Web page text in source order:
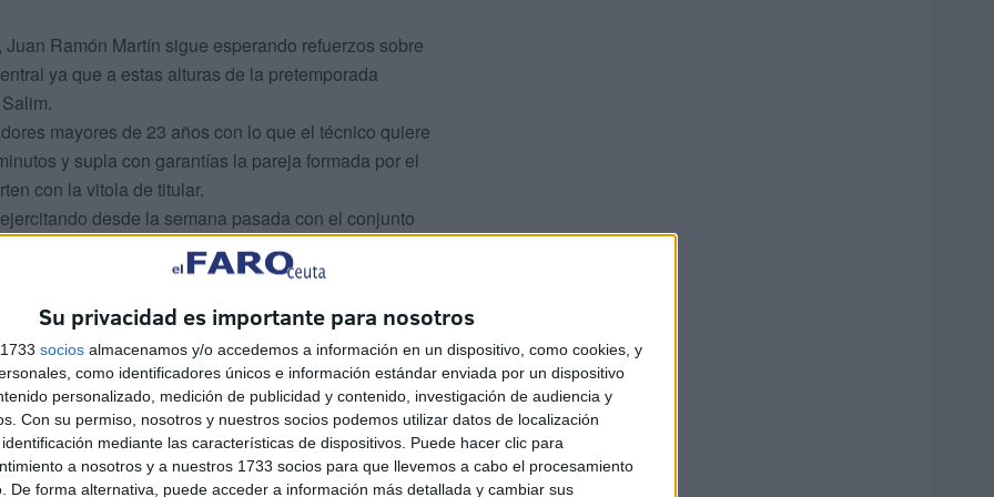
Su privacidad es importante para nosotros
socios almacenamos y/o accedemos a información en un dispositivo, como cookies, y
como identificadores únicos e información estándar enviada por un dispositivo
personalizado, medición de publicidad y contenido, investigación de audiencia y
Con su permiso, nosotros y nuestros socios podemos utilizar datos de localización
mediante las características de dispositivos. Puede hacer clic para
a nosotros y a nuestros 1733 socios para que llevemos a cabo el procesamiento
De forma alternativa, puede acceder a información más detallada y cambiar sus
Ramón Martín sigue esperando refuerzos sobre
ya que a estas alturas de la pretemporada
mayores de 23 años con lo que el técnico quiere
y supla con garantías la pareja formada por el
con la vitola de titular.
desde la semana pasada con el conjunto
mediocentro defensivo, se podría acoplar
con el Legia de Varsovia polaco pero
con la Unión Deportiva Los Cortijillos de la Primera
de Estados Unidos donde fue elegido como
en el grupo cuarto de la Segunda División ‘B’
Ceuta FC amplió hasta mañana martes 18 de